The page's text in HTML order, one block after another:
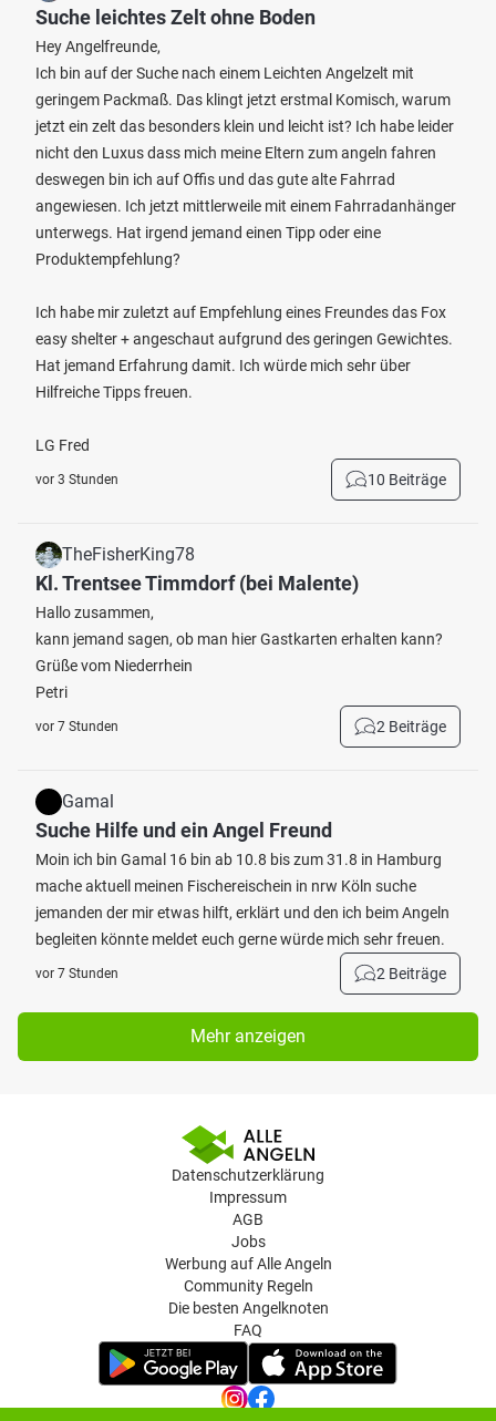
Suche leichtes Zelt ohne Boden
Hey Angelfreunde,
Ich bin auf der Suche nach einem Leichten Angelzelt mit
geringem Packmaß. Das klingt jetzt erstmal Komisch, warum
jetzt ein zelt das besonders klein und leicht ist? Ich habe leider
nicht den Luxus dass mich meine Eltern zum angeln fahren
deswegen bin ich auf Offis und das gute alte Fahrrad
angewiesen. Ich jetzt mittlerweile mit einem Fahrradanhänger
unterwegs. Hat irgend jemand einen Tipp oder eine
Produktempfehlung?
Ich habe mir zuletzt auf Empfehlung eines Freundes das Fox
easy shelter + angeschaut aufgrund des geringen Gewichtes.
Hat jemand Erfahrung damit. Ich würde mich sehr über
Hilfreiche Tipps freuen.
LG Fred
vor 3 Stunden 10 Beiträge
TheFisherKing78
Kl. Trentsee Timmdorf (bei Malente)
Hallo zusammen,
kann jemand sagen, ob man hier Gastkarten erhalten kann?
Grüße vom Niederrhein
Petri
vor 7 Stunden 2 Beiträge
Gamal
Suche Hilfe und ein Angel Freund
Moin ich bin Gamal 16 bin ab 10.8 bis zum 31.8 in Hamburg
mache aktuell meinen Fischereischein in nrw Köln suche
jemanden der mir etwas hilft, erklärt und den ich beim Angeln
begleiten könnte meldet euch gerne würde mich sehr freuen.
vor 7 Stunden 2 Beiträge
Mehr anzeigen
Datenschutzerklärung
Impressum
AGB
Jobs
Werbung auf Alle Angeln
Community Regeln
Die besten Angelknoten
FAQ